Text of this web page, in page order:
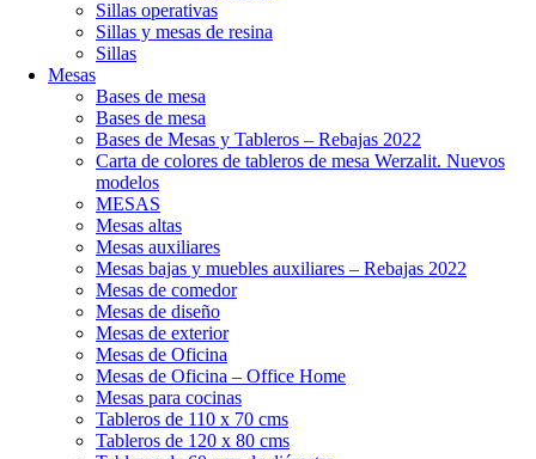
Sillas operativas
Sillas y mesas de resina
Sillas
Mesas
Bases de mesa
Bases de mesa
Bases de Mesas y Tableros – Rebajas 2022
Carta de colores de tableros de mesa Werzalit. Nuevos
modelos
MESAS
Mesas altas
Mesas auxiliares
Mesas bajas y muebles auxiliares – Rebajas 2022
Mesas de comedor
Mesas de diseño
Mesas de exterior
Mesas de Oficina
Mesas de Oficina – Office Home
Mesas para cocinas
Tableros de 110 x 70 cms
Tableros de 120 x 80 cms